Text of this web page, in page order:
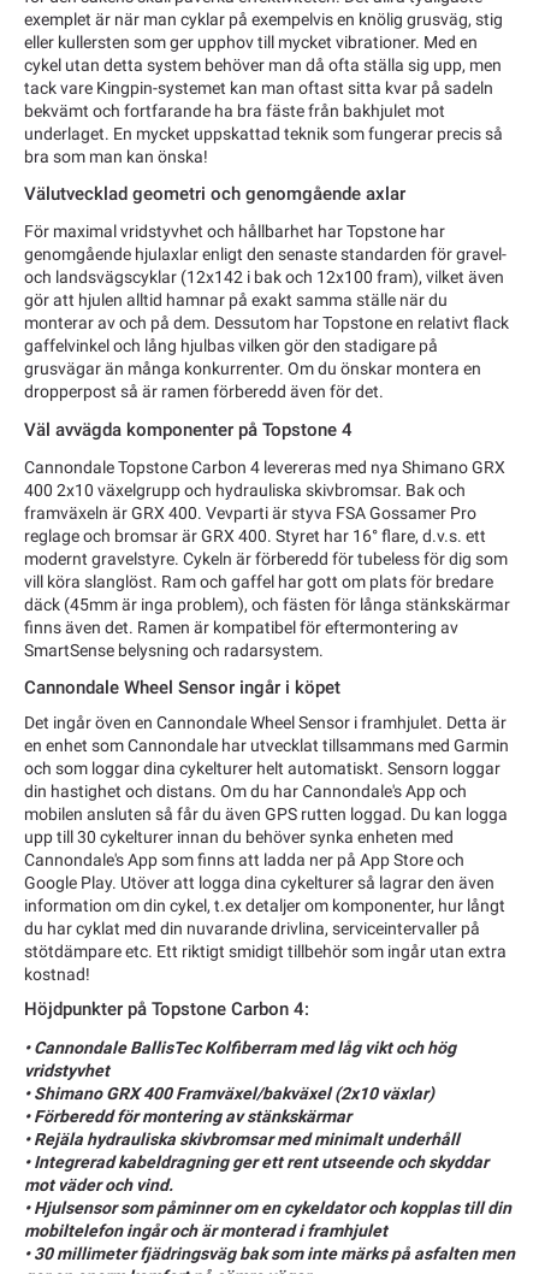
exemplet är när man cyklar på exempelvis en knölig grusväg, stig
eller kullersten som ger upphov till mycket vibrationer. Med en
cykel utan detta system behöver man då ofta ställa sig upp, men
tack vare Kingpin-systemet kan man oftast sitta kvar på sadeln
bekvämt och fortfarande ha bra fäste från bakhjulet mot
underlaget. En mycket uppskattad teknik som fungerar precis så
bra som man kan önska!
Välutvecklad geometri och genomgående axlar
För maximal vridstyvhet och hållbarhet har Topstone har
genomgående hjulaxlar enligt den senaste standarden för gravel-
och landsvägscyklar (12x142 i bak och 12x100 fram), vilket även
gör att hjulen alltid hamnar på exakt samma ställe när du
monterar av och på dem. Dessutom har Topstone en relativt flack
gaffelvinkel och lång hjulbas vilken gör den stadigare på
grusvägar än många konkurrenter. Om du önskar montera en
dropperpost så är ramen förberedd även för det.
Väl avvägda komponenter på Topstone 4
Cannondale Topstone Carbon 4 levereras med nya Shimano GRX
400 2x10 växelgrupp och hydrauliska skivbromsar. Bak och
framväxeln är GRX 400. Vevparti är styva FSA Gossamer Pro
reglage och bromsar är GRX 400. Styret har 16° flare, d.v.s. ett
modernt gravelstyre. Cykeln är förberedd för tubeless för dig som
vill köra slanglöst. Ram och gaffel har gott om plats för bredare
däck (45mm är inga problem), och fästen för långa stänkskärmar
finns även det. Ramen är kompatibel för eftermontering av
SmartSense belysning och radarsystem.
Cannondale Wheel Sensor ingår i köpet
Det ingår öven en Cannondale Wheel Sensor i framhjulet. Detta är
en enhet som Cannondale har utvecklat tillsammans med Garmin
och som loggar dina cykelturer helt automatiskt. Sensorn loggar
din hastighet och distans. Om du har Cannondale's App och
mobilen ansluten så får du även GPS rutten loggad. Du kan logga
upp till 30 cykelturer innan du behöver synka enheten med
Cannondale's App som finns att ladda ner på App Store och
Google Play. Utöver att logga dina cykelturer så lagrar den även
information om din cykel, t.ex detaljer om komponenter, hur långt
du har cyklat med din nuvarande drivlina, serviceintervaller på
stötdämpare etc. Ett riktigt smidigt tillbehör som ingår utan extra
kostnad!
Höjdpunkter på Topstone Carbon 4:
• Cannondale BallisTec Kolfiberram med låg vikt och hög
vridstyvhet
• Shimano GRX 400 Framväxel/bakväxel (2x10 växlar)
• Förberedd för montering av stänkskärmar
• Rejäla hydrauliska skivbromsar med minimalt underhåll
• Integrerad kabeldragning ger ett rent utseende och skyddar
mot väder och vind.
• Hjulsensor som påminner om en cykeldator och kopplas till din
mobiltelefon ingår och är monterad i framhjulet
• 30 millimeter fjädringsväg bak som inte märks på asfalten men